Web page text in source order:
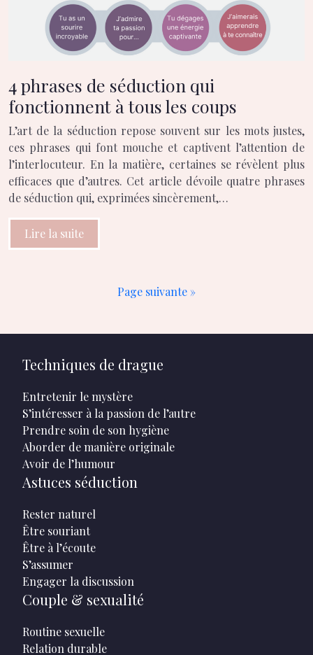
4 phrases de séduction qui
fonctionnent à tous les coups
L’art de la séduction repose souvent sur les mots justes,
ces phrases qui font mouche et captivent l’attention de
l’interlocuteur. En la matière, certaines se révèlent plus
efficaces que d’autres. Cet article dévoile quatre phrases
de séduction qui, exprimées sincèrement,…
Lire la suite
Page suivante »
Techniques de drague
Entretenir le mystère
S’intéresser à la passion de l’autre
Prendre soin de son hygiène
Aborder de manière originale
Avoir de l’humour
Astuces séduction
Rester naturel
Être souriant
Être à l’écoute
S’assumer
Engager la discussion
Couple & sexualité
Routine sexuelle
Relation durable